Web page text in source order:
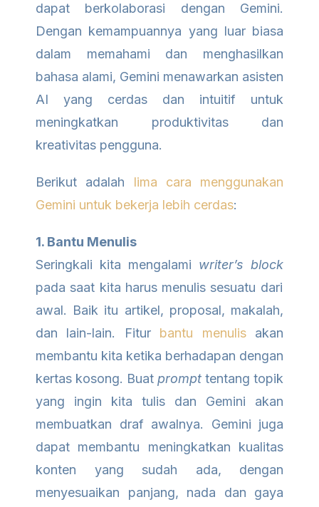
dapat berkolaborasi dengan Gemini.
Dengan kemampuannya yang luar biasa
dalam memahami dan menghasilkan
bahasa alami, Gemini menawarkan asisten
AI yang cerdas dan intuitif untuk
meningkatkan produktivitas dan
kreativitas pengguna.
Berikut adalah lima cara menggunakan
Gemini untuk bekerja lebih cerdas:
1. Bantu Menulis
Seringkali kita mengalami writer’s block
pada saat kita harus menulis sesuatu dari
awal. Baik itu artikel, proposal, makalah,
dan lain-lain. Fitur bantu menulisakan
membantu kita ketika berhadapan dengan
kertas kosong. Buat prompt tentang topik
yang ingin kita tulis dan Gemini akan
membuatkan draf awalnya. Gemini juga
dapat membantu meningkatkan kualitas
konten yang sudah ada, dengan
menyesuaikan panjang, nada dan gaya